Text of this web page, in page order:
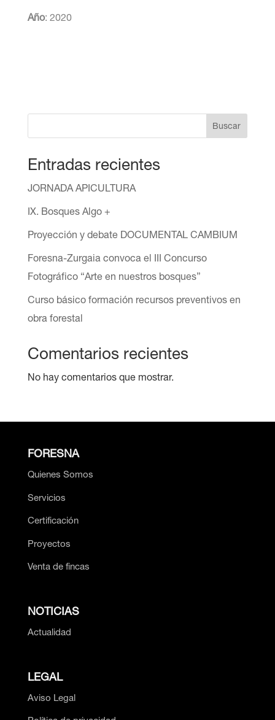
Año: 2020
Buscar
Entradas recientes
JORNADA APICULTURA
IX. Bosques Algo +
Proyección y debate DOCUMENTAL CAMBIUM
Foresna-Zurgaia convoca el III Concurso
Fotográfico “Arte en nuestros bosques”
Curso básico formación recursos preventivos en
obra forestal
Comentarios recientes
No hay comentarios que mostrar.
FORESNA
Quienes Somos
Servicios
Certificación
Proyectos
Venta de fincas
NOTICIAS
Actualidad
LEGAL
Aviso Legal